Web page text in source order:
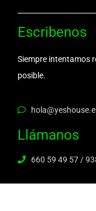
Escribenos
Siempre intentamos
posible.
Llámanos
660 59 49 57 /